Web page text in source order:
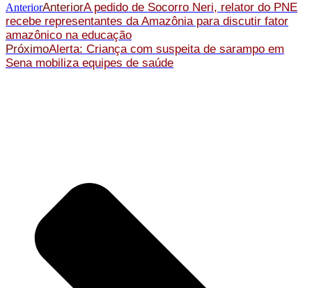
AnteriorAnteriorA pedido de Socorro Neri, relator do PNE
recebe representantes da Amazônia para discutir fator
amazônico na educação
PróximoAlerta: Criança com suspeita de sarampo em
Sena mobiliza equipes de saúde